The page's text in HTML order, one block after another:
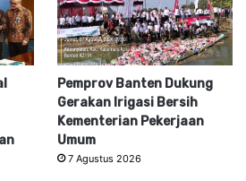
Pemprov Banten Dukung
Gerakan Irigasi Bersih
Kementerian Pekerjaan
Umum
7 Agustus 2026